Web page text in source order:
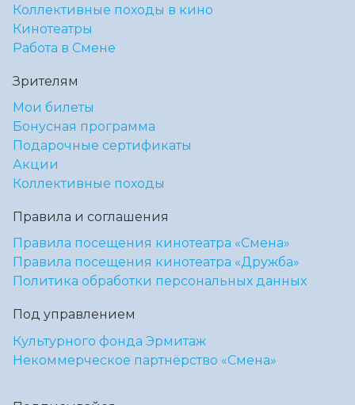
Коллективные походы в кино
Кинотеатры
Работа в Смене
Зрителям
Мои билеты
Бонусная программа
Подарочные сертификаты
Акции
Коллективные походы
Правила и соглашения
Правила посещения кинотеатра «Смена»
Правила посещения кинотеатра «Дружба»
Политика обработки персональных данных
Под управлением
Культурного фонда Эрмитаж
Некоммерческое партнёрство «Смена»